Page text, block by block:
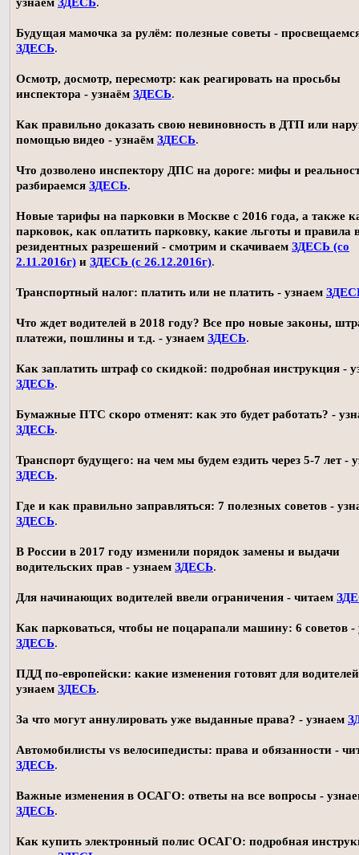
Будущая мамочка за рулём: полезные советы -
ЗДЕСЬ.
Осмотр, досмотр, пересмотр: как реагировать на просьбы
инспектора - узнаём ЗДЕСЬ.
Как правильно доказать свою невиновность в ДТП или
помощью видео - узнаём ЗДЕСЬ.
Что дозволено инспектору ДПС на дороге: мифы и
разбираемся ЗДЕСЬ.
Новые тарифы на парковки в Москве с 2016 года, а также
парковок, как оплатить парковку, какие льготы и правила
резидентных разрешений - смотрим и скачиваем ЗДЕСЬ (со
2.11.2016г) и ЗДЕСЬ (с 26.12.2016г).
Транспортный налог: платить или не платить - узнаем
Что ждет водителей в 2018 году? Все про новые законы,
платежи, пошлины и т.д. - узнаем ЗДЕСЬ.
Как заплатить штраф со скидкой: подробная инструкция -
ЗДЕСЬ.
Бумажные ПТС скоро отменят: как это будет работать? -
ЗДЕСЬ.
Транспорт будущего: на чем мы будем ездить через 5-7 лет -
ЗДЕСЬ.
Где и как правильно заправляться: 7 полезных советов -
ЗДЕСЬ.
В России в 2017 году изменили порядок замены и выдачи
водительских прав - узнаем ЗДЕСЬ.
Для начинающих водителей ввели ограничения - читаем
Как парковаться, чтобы не поцарапали машину: 6 советов -
ЗДЕСЬ.
ПДД по-европейски: какие изменения готовят для
узнаем ЗДЕСЬ.
За что могут аннулировать уже выданные права? - узнаем
Автомобилисты vs велосипедисты: права и обязанности -
ЗДЕСЬ.
Важные изменения в ОСАГО: ответы на все вопросы -
ЗДЕСЬ.
Как купить электронный полис ОСАГО: подробная